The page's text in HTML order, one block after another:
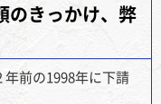
のきっかけ、弊
前の1998年に下請